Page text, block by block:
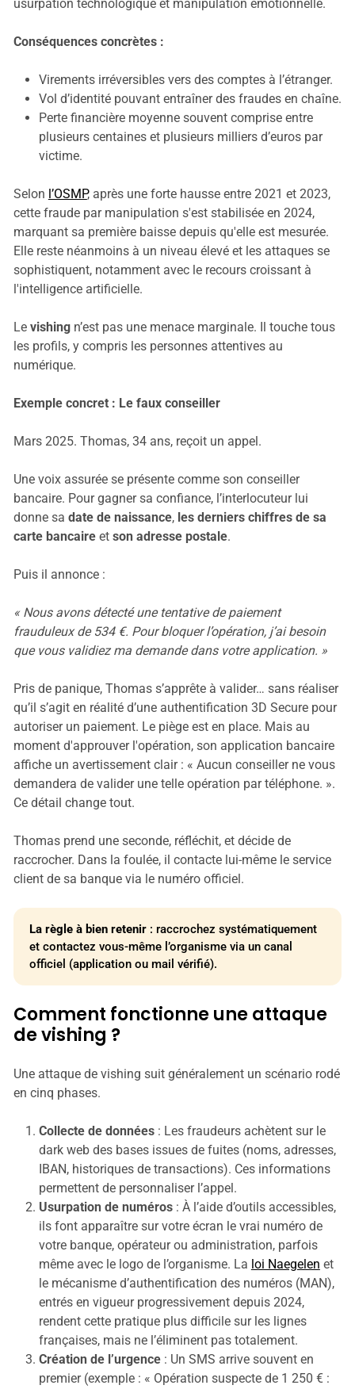
usurpation technologique et manipulation émotionnelle.
Conséquences concrètes :
Virements irréversibles vers des comptes à l’étranger.
Vol d’identité pouvant entraîner des fraudes en chaîne.
Perte financière moyenne souvent comprise entre
plusieurs centaines et plusieurs milliers d’euros par
victime.
Selon l’OSMP, après une forte hausse entre 2021 et 2023,
cette fraude par manipulation s'est stabilisée en 2024,
marquant sa première baisse depuis qu'elle est mesurée.
Elle reste néanmoins à un niveau élevé et les attaques se
sophistiquent, notamment avec le recours croissant à
l'intelligence artificielle.
Le vishingn’est pas une menace marginale. Il touche tous
les profils, y compris les personnes attentives au
numérique.
Exemple concret : Le faux conseiller
Mars 2025. Thomas, 34 ans, reçoit un appel.
Une voix assurée se présente comme son conseiller
bancaire. Pour gagner sa confiance, l’interlocuteur lui
donne sa date de naissance, les derniers chiffres de sa
carte bancaireet son adresse postale.
Puis il annonce :
« Nous avons détecté une tentative de paiement
frauduleux de 534 €. Pour bloquer l’opération, j’ai besoin
que vous validiez ma demande dans votre application. »
Pris de panique, Thomas s’apprête à valider… sans réaliser
qu’il s’agit en réalité d’une authentification 3D Secure pour
autoriser un paiement. Le piège est en place. Mais au
moment d'approuver l'opération, son application bancaire
affiche un avertissement clair : « Aucun conseiller ne vous
demandera de valider une telle opération par téléphone. ».
Ce détail change tout.
Thomas prend une seconde, réfléchit, et décide de
raccrocher. Dans la foulée, il contacte lui-même le service
client de sa banque via le numéro officiel.
La règle à bien retenir: raccrochez systématiquement
et contactez vous-même l’organisme via un canal
officiel (application ou mail vérifié).
Comment fonctionne une attaque
de vishing ?
Une attaque de vishing suit généralement un scénario rodé
en cinq phases.
Collecte de données: Les fraudeurs achètent sur le
dark web des bases issues de fuites (noms, adresses,
IBAN, historiques de transactions). Ces informations
permettent de personnaliser l’appel.
Usurpation de numéros : À l’aide d’outils accessibles,
ils font apparaître sur votre écran le vrai numéro de
votre banque, opérateur ou administration, parfois
même avec le logo de l’organisme. La loi Naegelen et
le mécanisme d’authentification des numéros (MAN),
entrés en vigueur progressivement depuis 2024,
rendent cette pratique plus difficile sur les lignes
françaises, mais ne l’éliminent pas totalement.
Création de l’urgence: Un SMS arrive souvent en
premier (exemple : « Opération suspecte de 1 250 € :